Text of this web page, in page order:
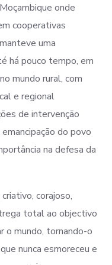
onde
cooperativas
uma
há pouco tempo, em
mundo rural, com
e regional
de intervenção
do povo
na defesa da
corajoso,
total ao objectivo
o mundo, tornando-o
nunca esmoreceu e